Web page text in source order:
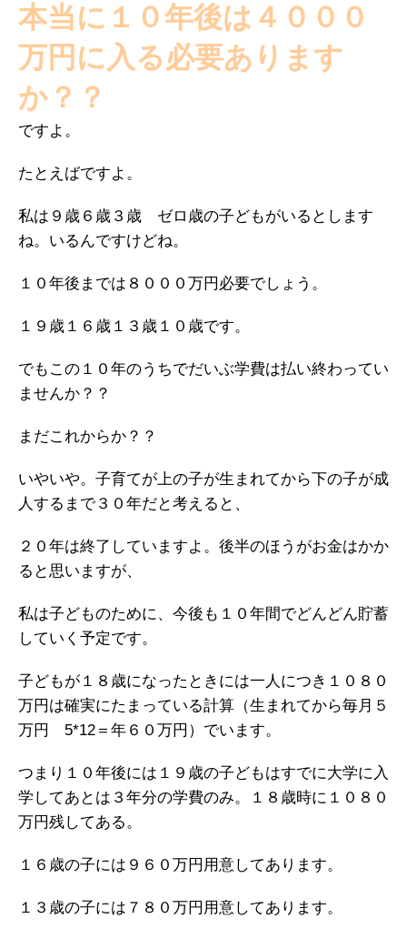
本当に１０年後は４０００
万円に入る必要あります
か？？
ですよ。
たとえばですよ。
私は９歳６歳３歳 ゼロ歳の子どもがいるとします
ね。いるんですけどね。
１０年後までは８０００万円必要でしょう。
１９歳１６歳１３歳１０歳です。
でもこの１０年のうちでだいぶ学費は払い終わってい
ませんか？？
まだこれからか？？
いやいや。子育てが上の子が生まれてから下の子が成
人するまで３０年だと考えると、
２０年は終了していますよ。後半のほうがお金はかか
ると思いますが、
私は子どものために、今後も１０年間でどんどん貯蓄
していく予定です。
子どもが１８歳になったときには一人につき１０８０
万円は確実にたまっている計算（生まれてから毎月５
万円 5*12＝年６０万円）でいます。
つまり１０年後には１９歳の子どもはすでに大学に入
学してあとは３年分の学費のみ。１８歳時に１０８０
万円残してある。
１６歳の子には９６０万円用意してあります。
１３歳の子には７８０万円用意してあります。